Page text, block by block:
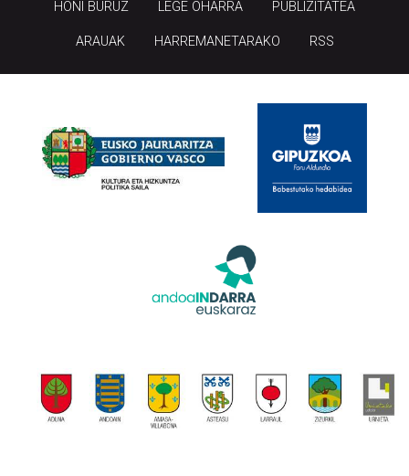
HONI BURUZ LEGE OHARRA PUBLIZITATEA
ARAUAK HARREMANETARAKO RSS